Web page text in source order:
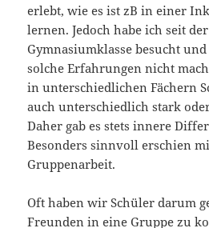
erlebt, wie es ist zB in einer
lernen. Jedoch habe ich seit
Gymnasiumklasse besucht
solche Erfahrungen nicht
in unterschiedlichen Fächern
auch unterschiedlich stark
Daher gab es stets innere
Besonders sinnvoll erschien
Gruppenarbeit.
Oft haben wir Schüler darum
Freunden in eine Gruppe zu